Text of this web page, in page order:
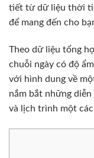
tiết từ dữ liệu thời
để mang đến cho
Theo dữ liệu tổng
chuỗi ngày có độ
với hình dung về
nắm bắt những
và lịch trình một